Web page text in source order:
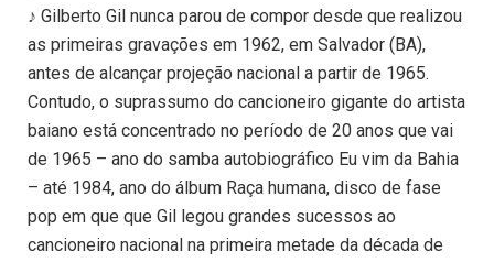
♪ Gilberto Gil nunca parou de compor desde que realizou
as primeiras gravações em 1962, em Salvador (BA),
antes de alcançar projeção nacional a partir de 1965.
Contudo, o suprassumo do cancioneiro gigante do artista
baiano está concentrado no período de 20 anos que vai
de 1965 – ano do samba autobiográfico Eu vim da Bahia
– até 1984, ano do álbum Raça humana, disco de fase
pop em que que Gil legou grandes sucessos ao
cancioneiro nacional na primeira metade da década de